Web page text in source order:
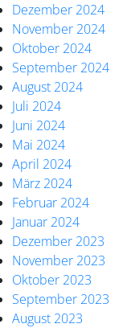
Dezember 2024
November 2024
Oktober 2024
September 2024
August 2024
Juli 2024
Juni 2024
Mai 2024
April 2024
März 2024
Februar 2024
Januar 2024
Dezember 2023
November 2023
Oktober 2023
September 2023
August 2023